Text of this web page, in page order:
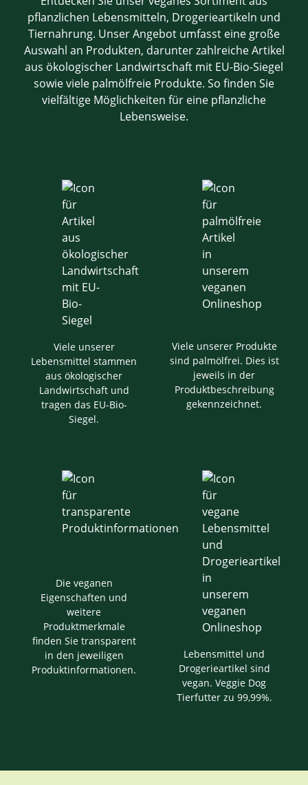
pflanzlichen Lebensmitteln, Drogerieartikeln und
Tiernahrung. Unser Angebot umfasst eine große
Auswahl an Produkten, darunter zahlreiche Artikel
aus ökologischer Landwirtschaft mit EU-Bio-Siegel
sowie viele palmölfreie Produkte. So finden Sie
vielfältige Möglichkeiten für eine pflanzliche
Lebensweise.
Viele unserer
Lebensmittel stammen
aus ökologischer
Landwirtschaft und
tragen das EU-Bio-
Siegel.
Viele unserer Produkte
sind palmölfrei. Dies ist
jeweils in der
Produktbeschreibung
gekennzeichnet.
Die veganen
Eigenschaften und
weitere
Produktmerkmale
finden Sie transparent
in den jeweiligen
Produktinformationen.
Lebensmittel und
Drogerieartikel sind
vegan. Veggie Dog
Tierfutter zu 99,99%.